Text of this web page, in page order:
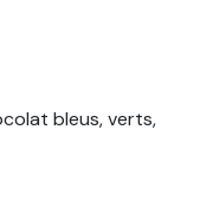
bleus, verts,